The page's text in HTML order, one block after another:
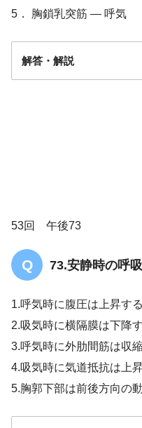
5． 胸鎖乳突筋 — 呼気
解答・解説
53回 午後73
73.安静時の呼
1.呼気時に腹圧は上昇する
2.吸気時に横隔膜は下降す
3.呼気時に外肋間筋は収縮
4.吸気時に気道抵抗は上昇
5.胸郭下部は前後方向の